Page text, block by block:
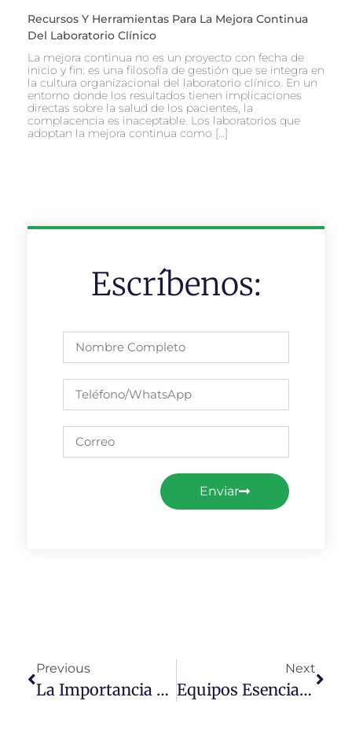
Recursos Y Herramientas Para La Mejora Continua
Del Laboratorio Clínico
La mejora continua no es un proyecto con fecha de
inicio y fin: es una filosofía de gestión que se integra en
la cultura organizacional del laboratorio clínico. En un
entorno donde los resultados tienen implicaciones
directas sobre la salud de los pacientes, la
complacencia es inaceptable. Los laboratorios que
adoptan la mejora continua como […]
Escríbenos:
Enviar
Previous
La Importancia De La Higiene De Manos En El Laboratorio Clínico
Next
Equipos Esenciales Para El Laboratorio Clínico: Cuáles Son Y Cómo Elegirlos